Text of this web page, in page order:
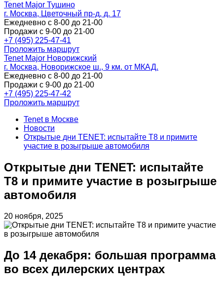
Tenet Major Тушино
г. Москва, Цветочный пр-д, д. 17
Ежедневно с 8-00 до 21-00
Продажи с 9-00 до 21-00
+7 (495) 225-47-41
Проложить маршрут
Tenet Major Новорижский
г. Москва, Новорижское ш., 9 км. от МКАД.
Ежедневно с 8-00 до 21-00
Продажи с 9-00 до 21-00
+7 (495) 225-47-42
Проложить маршрут
Tenet в Москве
Новости
Открытые дни TENET: испытайте T8 и примите
участие в розыгрыше автомобиля
Открытые дни TENET: испытайте
T8 и примите участие в розыгрыше
автомобиля
20 ноября, 2025
До 14 декабря: большая программа
во всех дилерских центрах